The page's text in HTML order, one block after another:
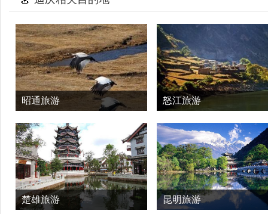
昭通旅游 怒江旅游
楚雄旅游 昆明旅游